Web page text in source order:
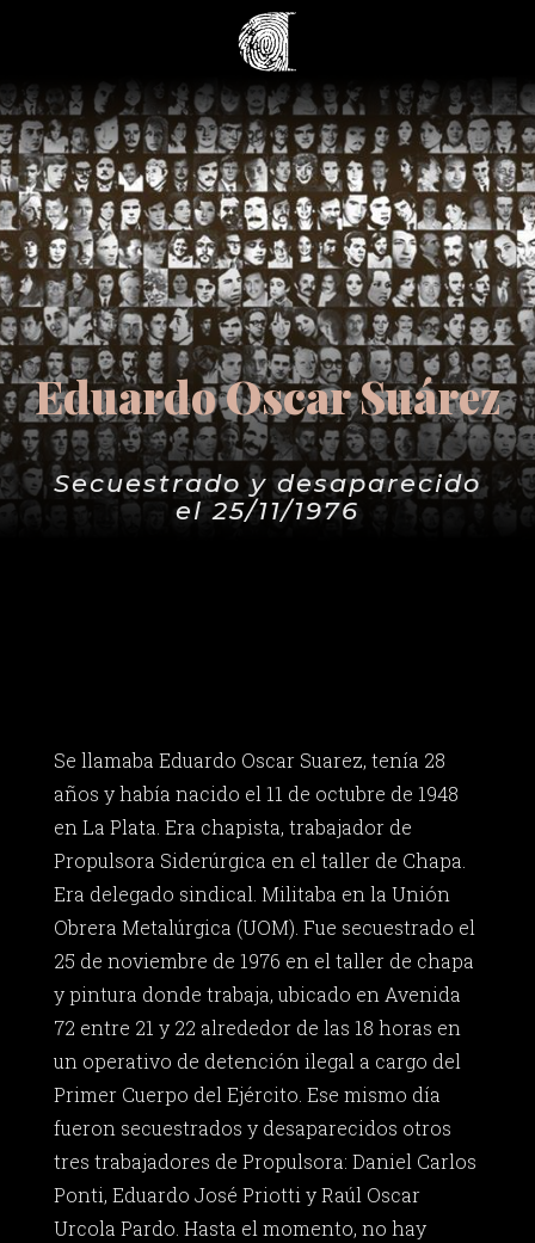
Eduardo Oscar Suárez
Secuestrado y desaparecido
el 25/11/1976
Se llamaba Eduardo Oscar Suarez, tenía 28
años y había nacido el 11 de octubre de 1948
en La Plata. Era chapista, trabajador de
Propulsora Siderúrgica en el taller de Chapa.
Era delegado sindical. Militaba en la Unión
Obrera Metalúrgica (UOM). Fue secuestrado el
25 de noviembre de 1976 en el taller de chapa
y pintura donde trabaja, ubicado en Avenida
72 entre 21 y 22 alrededor de las 18 horas en
un operativo de detención ilegal a cargo del
Primer Cuerpo del Ejército. Ese mismo día
fueron secuestrados y desaparecidos otros
tres trabajadores de Propulsora: Daniel Carlos
Ponti, Eduardo José Priotti y Raúl Oscar
Urcola Pardo. Hasta el momento, no hay